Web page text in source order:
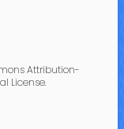
Attribution-
License.